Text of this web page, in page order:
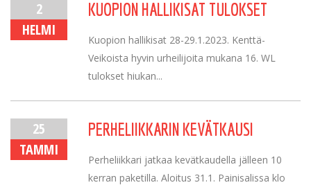
2
HELMI
KUOPION HALLIKISAT TULOKSET
Kuopion hallikisat 28-29.1.2023. Kenttä-
Veikoista hyvin urheilijoita mukana 16. WL
tulokset hiukan...
25
TAMMI
PERHELIIKKARIN KEVÄTKAUSI
Perheliikkari jatkaa kevätkaudella jälleen 10
kerran paketilla. Aloitus 31.1. Painisalissa klo